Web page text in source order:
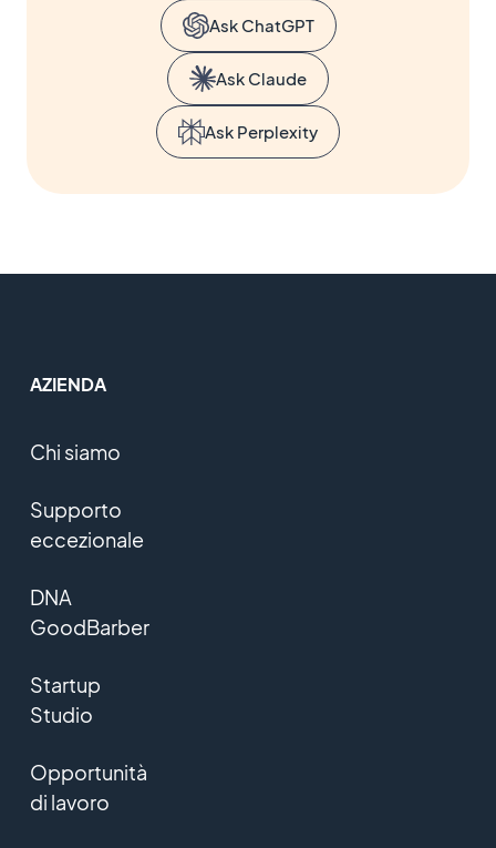
Ask ChatGPT
Ask Claude
Ask Perplexity
AZIENDA
Chi siamo
Supporto
eccezionale
DNA
GoodBarber
Startup
Studio
Opportunità
di lavoro